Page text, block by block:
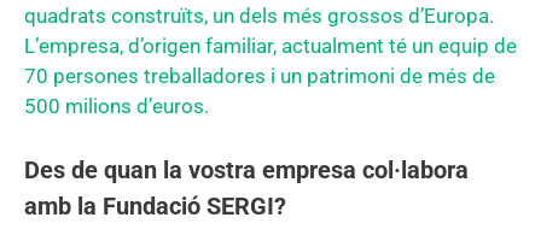
quadrats construïts, un dels més grossos d’Europa.
L’empresa, d’origen familiar, actualment té un equip de
70 persones treballadores i un patrimoni de més de
500 milions d’euros.
Des de quan la vostra empresa col·labora
amb la Fundació SERGI?